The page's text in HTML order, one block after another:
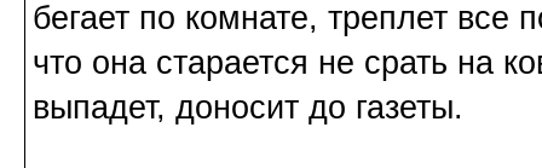
бегает по комнате, треплет все
что она старается не срать на
выпадет, доносит до газеты.